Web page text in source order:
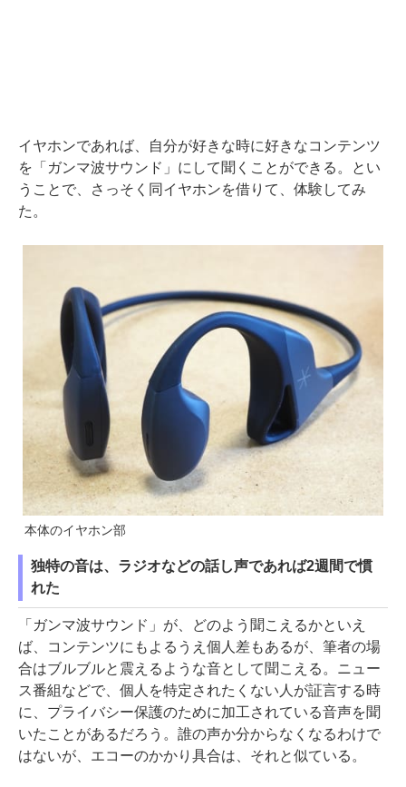
イヤホンであれば、自分が好きな時に好きなコンテンツ
を「ガンマ波サウンド」にして聞くことができる。とい
うことで、さっそく同イヤホンを借りて、体験してみ
た。
本体のイヤホン部
独特の音は、ラジオなどの話し声であれば2週間で慣
れた
「ガンマ波サウンド」が、どのよう聞こえるかといえ
ば、コンテンツにもよるうえ個人差もあるが、筆者の場
合はブルブルと震えるような音として聞こえる。ニュー
ス番組などで、個人を特定されたくない人が証言する時
に、プライバシー保護のために加工されている音声を聞
いたことがあるだろう。誰の声か分からなくなるわけで
はないが、エコーのかかり具合は、それと似ている。